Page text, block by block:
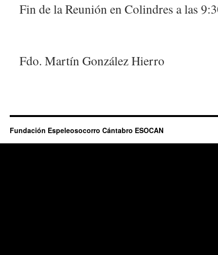
Fin de la Reunión en Colindres a las
Fdo. Martín González Hierro
Fundación Espeleosocorro Cántabro ESOCAN